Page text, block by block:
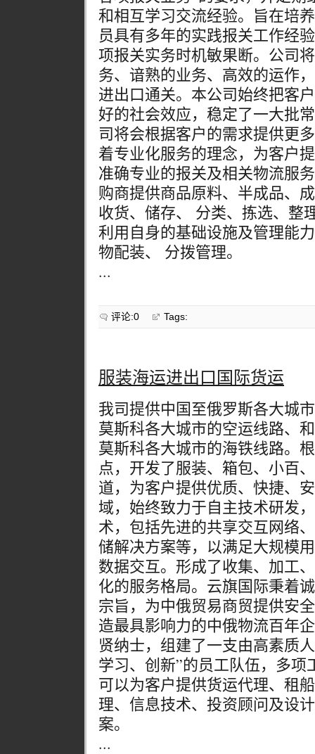
和相互学习交流经验。旨在培
员具有多年的实践报关工作经
项报关实务时机敏果断。公司
务、谙熟的业务、高效的运作
进出口通关。本公司始终把客
好的社会效应，稳定了一大批
司将会根据客户的需求提供更
着专业化服务的理念，为客户
准确专业的报关及相关物流服
购商提供商品原料、半成品、
收货、储存、 分类、拣选、整
利用自身的基础设施及管理能
物配装、 分拨管理。
...
评论:0 Tags:
服装海运进出口国际货运
我司提供中国至俄罗斯各大城
莫斯科各大城市的空运线路、
莫斯科各大城市的海铁线路。
点，开发了服装、箱包、小百
道，为客户提供优质、快捷、
域，始终致力于自主技术研发
术，包括先进的共享交互网络
储解决方案等，以满足大规模
数据交互。形成了收集、加工
化的服务格局。云旗国际秉着
宗旨，为中俄贸易商贸提供安
造最具影响力的中俄物流百年
贤纳士，组建了一支由高素质
学习、创新”的员工队伍，多项
可以为客户提供货运代理、租
理、信息技术、投资顾问及设
案。
...